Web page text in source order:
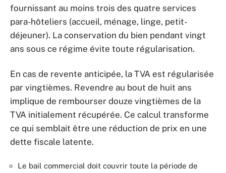
fournissant au moins trois des quatre services
para-hôteliers (accueil, ménage, linge, petit-
déjeuner). La conservation du bien pendant vingt
ans sous ce régime évite toute régularisation.
En cas de revente anticipée, la TVA est régularisée
par vingtièmes. Revendre au bout de huit ans
implique de rembourser douze vingtièmes de la
TVA initialement récupérée. Ce calcul transforme
ce qui semblait être une réduction de prix en une
dette fiscale latente.
Le bail commercial doit couvrir toute la période de